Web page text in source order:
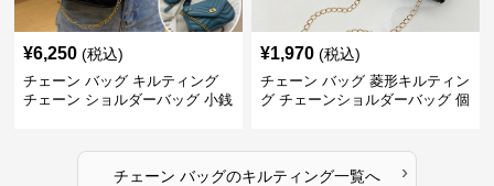
¥6,250 (税込)
チェーン バッグ キルティング
チェーン ショルダーバッグ 小銭
¥1,970 (税込)
チェーン バッグ 菱形キルティン
グ チェーンショルダーバッグ 個
チェーン バッグのキルティング一覧へ ›